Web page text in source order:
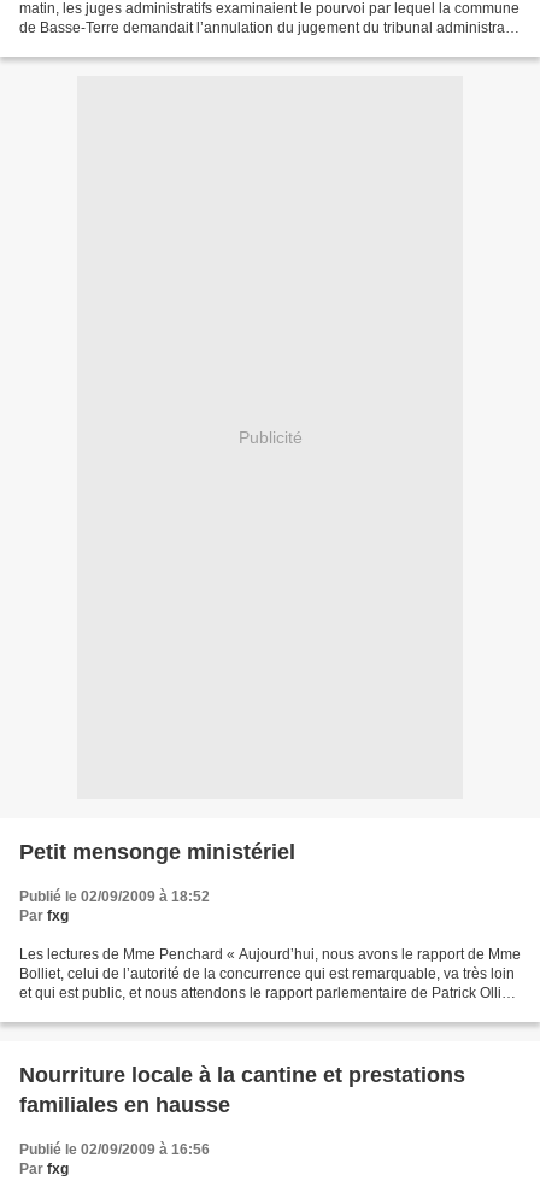
matin, les juges administratifs examinaient le pourvoi par lequel la commune
de Basse-Terre demandait l’annulation du jugement du tribunal administratif
Publicité
Petit mensonge ministériel
Publié le 02/09/2009 à 18:52
Par fxg
Les lectures de Mme Penchard « Aujourd’hui, nous avons le rapport de Mme
Bolliet, celui de l’autorité de la concurrence qui est remarquable, va très loin
et qui est public, et nous attendons le rapport parlementaire de Patrick Ollier,
Nourriture locale à la cantine et prestations
familiales en hausse
Publié le 02/09/2009 à 16:56
Par fxg